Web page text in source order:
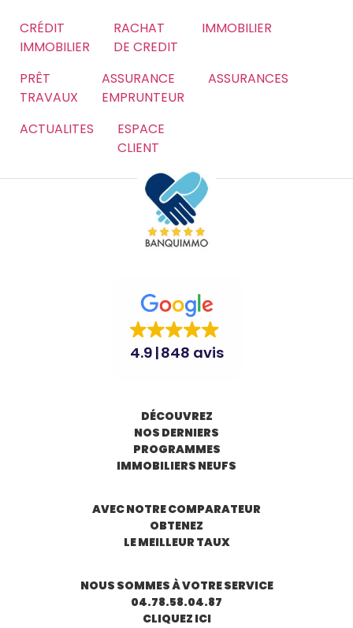
CRÉDIT
IMMOBILIER
RACHAT
DE CREDIT
IMMOBILIER
PRÊT
TRAVAUX
ASSURANCE
EMPRUNTEUR
ASSURANCES
ACTUALITES
ESPACE
CLIENT
4.9 848 avis
DÉCOUVREZ
NOS DERNIERS
PROGRAMMES
IMMOBILIERS NEUFS
AVECNOTRE COMPARATEUR
OBTENEZ
LE MEILLEUR TAUX
NOUS SOMMES À VOTRE SERVICE
04.78.58.04.87
CLIQUEZ ICI